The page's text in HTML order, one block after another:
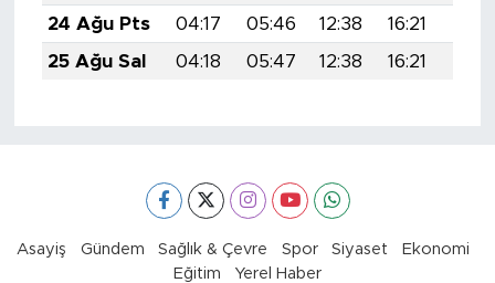
24 Ağu Pts
04:17 05:46 12:38 16:21
25 Ağu Sal
04:18 05:47 12:38 16:21
Asayiş Gündem Sağlık & Çevre Spor Siyaset
Ekonomi
Eğitim
Yerel Haber